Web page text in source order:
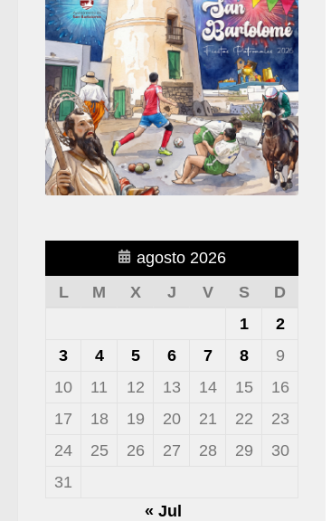
agosto 2026
L
M X J V S
D
1
2
3
4 5 6 7 8
9
10
11 12 13 14 15
16
17
18 19 20 21 22
23
24
25 26 27 28 29
30
31
« Jul